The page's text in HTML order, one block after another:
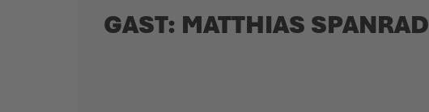
GAST: MATTHIAS SPANRAD